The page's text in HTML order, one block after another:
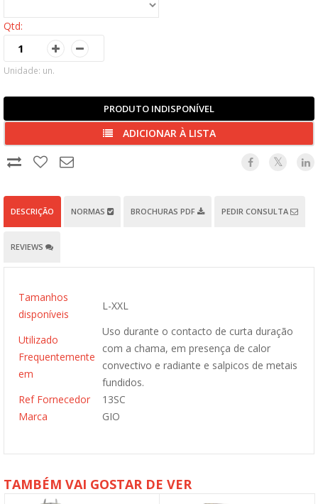
Qtd:
Unidade: un.
PRODUTO INDISPONÍVEL
ADICIONAR À LISTA
DESCRIÇÃO NORMAS BROCHURAS PDF PEDIR CONSULTA
REVIEWS
Tamanhos
disponíveis
L-XXL
Utilizado
Frequentemente
em
Uso durante o contacto de curta duração
com a chama, em presença de calor
convectivo e radiante e salpicos de metais
fundidos.
Ref Fornecedor
13SC
Marca
GIO
TAMBÉM VAI GOSTAR DE VER